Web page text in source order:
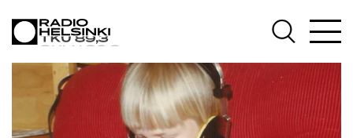
AJANKOHTAISTA
OHJELMAT